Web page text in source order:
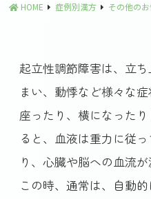
HOME 症例別漢方 その他の
起立性調節障害は、立
まい、動悸など様々な症
座ったり、横になった
ると、血液は重力に従
り、心臓や脳への血流が
この時、通常は、自動